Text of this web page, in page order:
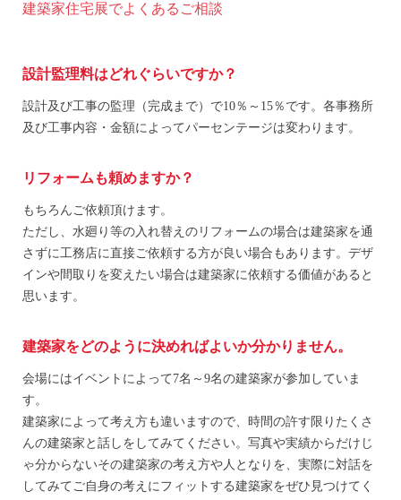
建築家住宅展でよくあるご相談
設計監理料はどれぐらいですか？
設計及び工事の監理（完成まで）で10％～15％です。各事務所
及び工事内容・金額によってパーセンテージは変わります。
リフォームも頼めますか？
もちろんご依頼頂けます。
ただし、水廻り等の入れ替えのリフォームの場合は建築家を通
さずに工務店に直接ご依頼する方が良い場合もあります。デザ
インや間取りを変えたい場合は建築家に依頼する価値があると
思います。
建築家をどのように決めればよいか分かりません。
会場にはイベントによって7名～9名の建築家が参加していま
す。
建築家によって考え方も違いますので、時間の許す限りたくさ
んの建築家と話しをしてみてください。写真や実績からだけじ
ゃ分からないその建築家の考え方や人となりを、実際に対話を
してみてご自身の考えにフィットする建築家をぜひ見つけてく